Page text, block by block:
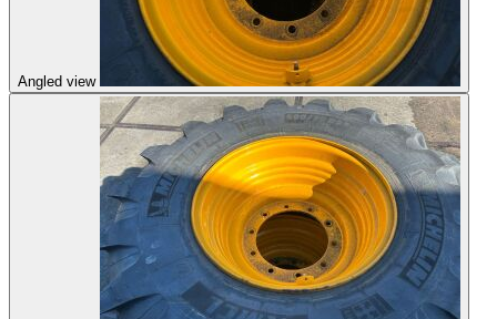
Angled view